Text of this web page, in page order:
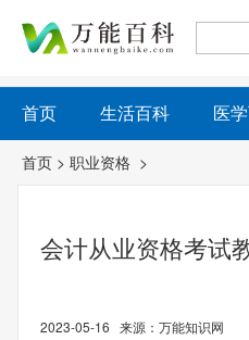
首页 生活百科 医
首页 > 职业资格 >
会计从业资格考试
2023-05-16 来源：万能知识网